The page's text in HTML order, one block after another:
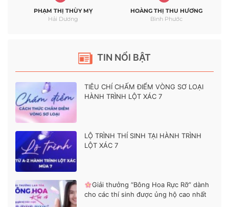
TIN NỔI BẬT
TIÊU CHÍ CHẤM ĐIỂM VÒNG SƠ LOẠI
HÀNH TRÌNH LỘT XÁC 7
LỘ TRÌNH THÍ SINH TẠI HÀNH TRÌNH
LỘT XÁC 7
Giải thưởng “Bông Hoa Rực Rỡ” dành
cho các thí sinh được ủng hộ cao nhất
PHẠM THỊ THÙY MỴ
Hải Dương
HOÀNG THỊ THU HƯƠNG
Bình Phước